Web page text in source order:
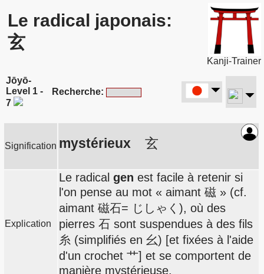
Le radical japonais:
玄
Kanji-Trainer
Jōyō-
Level 1 -
7
Recherche:
Signification mystérieux 玄
Explication
Le radical gen est facile à retenir si
l'on pense au mot « aimant 磁 » (cf.
aimant 磁石= じしゃく), où des
pierres 石 sont suspendues à des fils
糸 (simplifiés en 幺) [et fixées à l'aide
d'un crochet 艹] et se comportent de
manière mystérieuse.